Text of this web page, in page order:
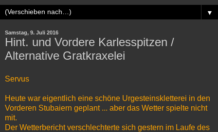
▼
Samstag, 9. Juli 2016
Hint. und Vordere Karlesspitzen /
Alternative Gratkraxelei
Servus
Heute war eigentlich eine schöne Urgesteinskletterei in den
Vorderen Stubaiern geplant ... aber das Wetter spielte nicht
mit.
Der Wetterbericht verschlechterte sich gestern im Laufe des